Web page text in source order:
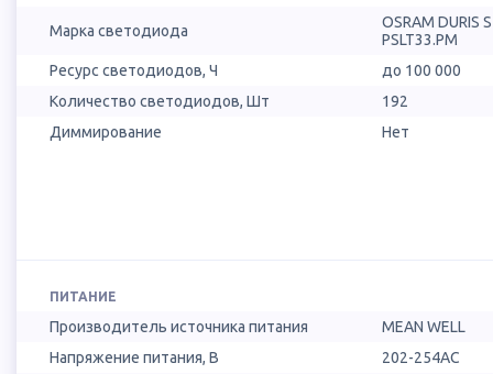
Марка светодиода
OSRAM DURIS
PSLT33.PM
Ресурс светодиодов, Ч
до 100 000
Количество светодиодов, Шт
192
Диммирование
Нет
ПИТАНИЕ
Производитель источника питания
MEAN WELL
Напряжение питания, В
202-254AC